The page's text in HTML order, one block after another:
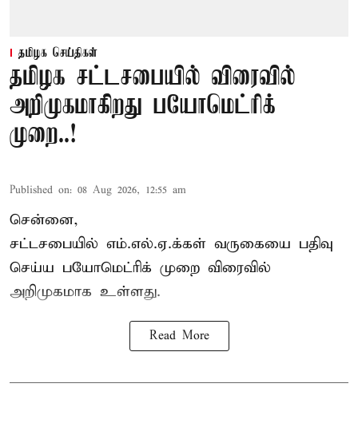
தமிழக செய்திகள்
தமிழக சட்டசபையில் விரைவில்
அறிமுகமாகிறது பயோமெட்ரிக்
முறை..!
Published on: 08 Aug 2026, 12:55 am
சென்னை,
சட்டசபையில் எம்.எல்.ஏ.க்கள் வருகையை பதிவு
செய்ய பயோமெட்ரிக் முறை விரைவில்
அறிமுகமாக உள்ளது.
Read More